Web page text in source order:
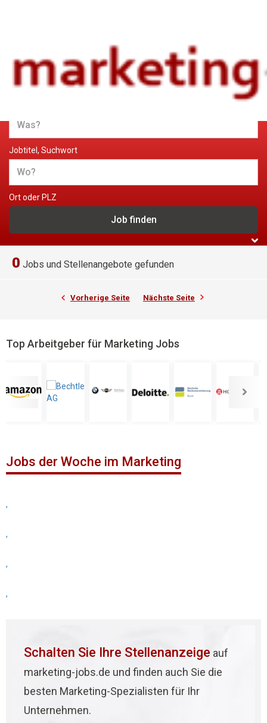
Jobs und Stellenangebote im
Marketing
Jobtitel, Suchwort
Ort oder PLZ
0 Jobs und Stellenangebote gefunden
Vorherige Seite Nächste Seite
Top Arbeitgeber für Marketing Jobs
Jobs der Woche im Marketing
,
,
,
,
Schalten Sie Ihre Stellenanzeige auf
marketing-jobs.de und finden auch Sie die
besten Marketing-Spezialisten für Ihr
Unternehmen.